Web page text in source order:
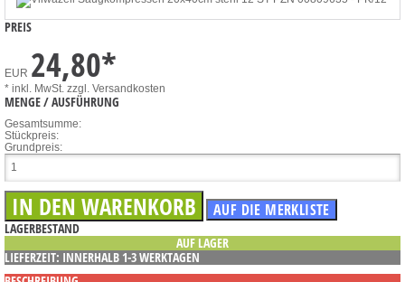
PREIS
EUR 24,80*
* inkl. MwSt. zzgl. Versandkosten
MENGE / AUSFÜHRUNG
Gesamtsumme:
Stückpreis:
Grundpreis:
LAGERBESTAND
AUF LAGER
LIEFERZEIT: INNERHALB 1-3 WERKTAGEN